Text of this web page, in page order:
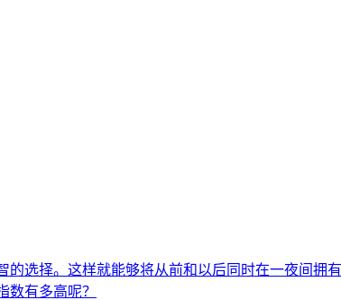
选择。这样就能够将从前和以后同时在一夜间拥
有多高呢？